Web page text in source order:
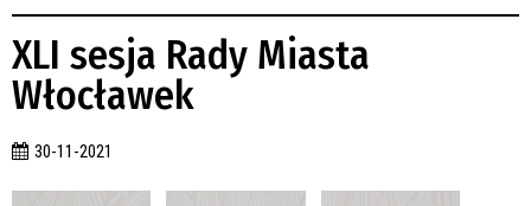
XLI sesja Rady Miasta
Włocławek
30-11-2021